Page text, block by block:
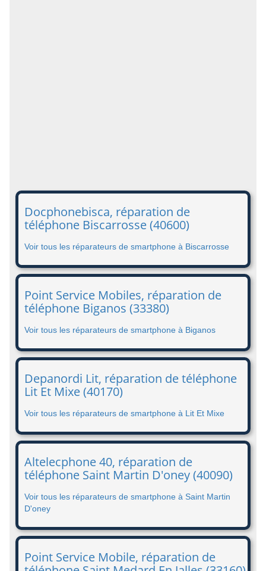
Docphonebisca, réparation de
téléphone Biscarrosse (40600)
Voir tous les réparateurs de smartphone à Biscarrosse
Point Service Mobiles, réparation de
téléphone Biganos (33380)
Voir tous les réparateurs de smartphone à Biganos
Depanordi Lit, réparation de téléphone
Lit Et Mixe (40170)
Voir tous les réparateurs de smartphone à Lit Et Mixe
Altelecphone 40, réparation de
téléphone Saint Martin D'oney (40090)
Voir tous les réparateurs de smartphone à Saint Martin
D'oney
Point Service Mobile, réparation de